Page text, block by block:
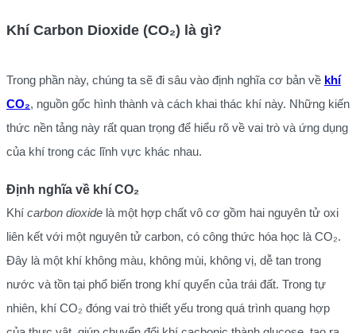
Khí Carbon Dioxide (CO₂) là gì?
Trong phần này, chúng ta sẽ đi sâu vào định nghĩa cơ bản về khí
CO₂, nguồn gốc hình thành và cách khai thác khí này. Những kiến
thức nền tảng này rất quan trọng để hiểu rõ về vai trò và ứng dụng
của khí trong các lĩnh vực khác nhau.
Định nghĩa về khí CO₂
Khí carbon dioxide là một hợp chất vô cơ gồm hai nguyên tử oxi
liên kết với một nguyên tử carbon, có công thức hóa học là CO₂.
Đây là một khí không màu, không mùi, không vị, dễ tan trong
nước và tồn tại phổ biến trong khí quyển của trái đất. Trong tự
nhiên, khí CO₂ đóng vai trò thiết yếu trong quá trình quang hợp